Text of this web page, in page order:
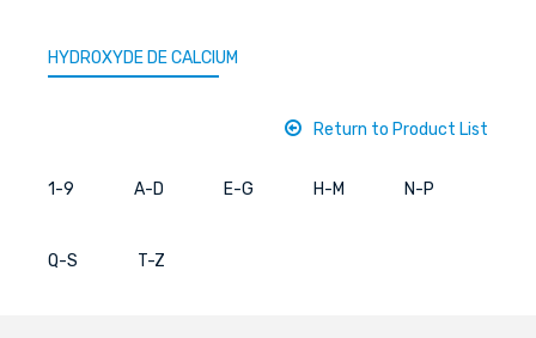
HYDROXYDE DE CALCIUM
Return to Product List
1-9 A-D E-G H-M N-P
Q-S T-Z